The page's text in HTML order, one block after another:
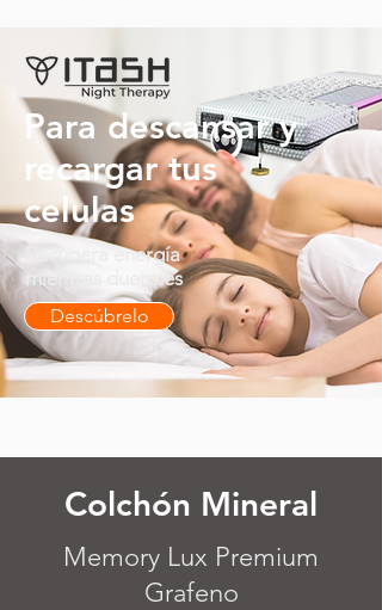
Para descansar y
recargar tus
celulas
Recupera energía
mientras duermes
Descúbrelo
Colchón Mineral
Memory Lux Premium
Grafeno